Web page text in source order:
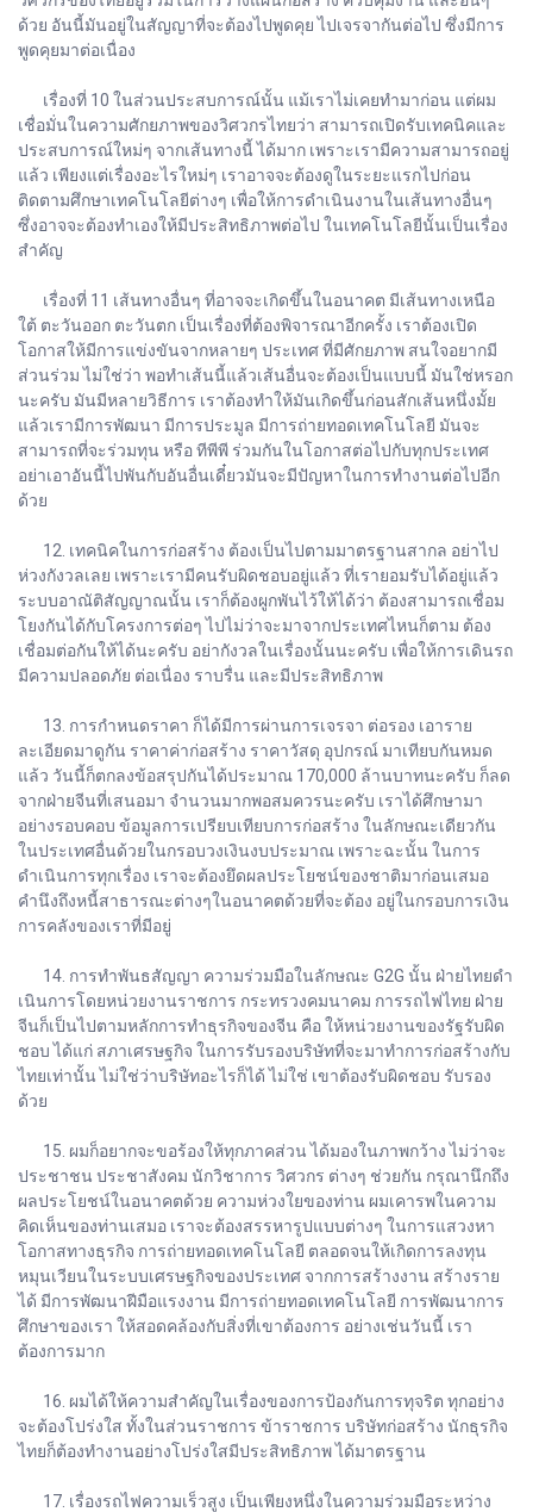
ด้วย อันนี้มันอยู่ในสัญญาที่จะต้องไปพูดคุย ไปเจรจากันต่อไป ซึ่งมีการ
พูดคุยมาต่อเนื่อง
เรื่องที่ 10 ในส่วนประสบการณ์นั้น แม้เราไม่เคยทำมาก่อน แต่ผม
เชื่อมั่นในความศักยภาพของวิศวกรไทยว่า สามารถเปิดรับเทคนิคและ
ประสบการณ์ใหม่ๆ จากเส้นทางนี้ ได้มาก เพราะเรามีความสามารถอยู่
แล้ว เพียงแต่เรื่องอะไรใหม่ๆ เราอาจจะต้องดูในระยะแรกไปก่อน
ติดตามศึกษาเทคโนโลยีต่างๆ เพื่อให้การดำเนินงานในเส้นทางอื่นๆ
ซึ่งอาจจะต้องทำเองให้มีประสิทธิภาพต่อไป ในเทคโนโลยีนั้นเป็นเรื่อง
สำคัญ
เรื่องที่ 11 เส้นทางอื่นๆ ที่อาจจะเกิดขึ้นในอนาคต มีเส้นทางเหนือ
ใต้ ตะวันออก ตะวันตก เป็นเรื่องที่ต้องพิจารณาอีกครั้ง เราต้องเปิด
โอกาสให้มีการแข่งขันจากหลายๆ ประเทศ ที่มีศักยภาพ สนใจอยากมี
ส่วนร่วม ไม่ใช่ว่า พอทำเส้นนี้แล้วเส้นอื่นจะต้องเป็นแบบนี้ มันใช่หรอก
นะครับ มันมีหลายวิธีการ เราต้องทำให้มันเกิดขึ้นก่อนสักเส้นหนึ่งมั้ย
แล้วเรามีการพัฒนา มีการประมูล มีการถ่ายทอดเทคโนโลยี มันจะ
สามารถที่จะร่วมทุน หรือ ทีพีพี ร่วมกันในโอกาสต่อไปกับทุกประเทศ
อย่าเอาอันนี้ไปพันกับอันอื่นเดี๋ยวมันจะมีปัญหาในการทำงานต่อไปอีก
ด้วย
12. เทคนิคในการก่อสร้าง ต้องเป็นไปตามมาตรฐานสากล อย่าไป
ห่วงกังวลเลย เพราะเรามีคนรับผิดชอบอยู่แล้ว ที่เรายอมรับได้อยู่แล้ว
ระบบอาณัติสัญญาณนั้น เราก็ต้องผูกพันไว้ให้ได้ว่า ต้องสามารถเชื่อม
โยงกันได้กับโครงการต่อๆ ไปไม่ว่าจะมาจากประเทศไหนก็ตาม ต้อง
เชื่อมต่อกันให้ได้นะครับ อย่ากังวลในเรื่องนั้นนะครับ เพื่อให้การเดินรถ
มีความปลอดภัย ต่อเนื่อง ราบรื่น และมีประสิทธิภาพ
13. การกำหนดราคา ก็ได้มีการผ่านการเจรจา ต่อรอง เอาราย
ละเอียดมาดูกัน ราคาค่าก่อสร้าง ราคาวัสดุ อุปกรณ์ มาเทียบกันหมด
แล้ว วันนี้ก็ตกลงข้อสรุปกันได้ประมาณ 170,000 ล้านบาทนะครับ ก็ลด
จากฝ่ายจีนที่เสนอมา จำนวนมากพอสมควรนะครับ เราได้ศึกษามา
อย่างรอบคอบ ข้อมูลการเปรียบเทียบการก่อสร้าง ในลักษณะเดียวกัน
ในประเทศอื่นด้วยในกรอบวงเงินงบประมาณ เพราะฉะนั้น ในการ
ดำเนินการทุกเรื่อง เราจะต้องยึดผลประโยชน์ของชาติมาก่อนเสมอ
คำนึงถึงหนี้สาธารณะต่างๆในอนาคตด้วยที่จะต้อง อยู่ในกรอบการเงิน
การคลังของเราที่มีอยู่
14. การทำพันธสัญญา ความร่วมมือในลักษณะ G2G นั้น ฝ่ายไทยดำ
เนินการโดยหน่วยงานราชการ กระทรวงคมนาคม การรถไฟไทย ฝ่าย
จีนก็เป็นไปตามหลักการทำธุรกิจของจีน คือ ให้หน่วยงานของรัฐรับผิด
ชอบ ได้แก่ สภาเศรษฐกิจ ในการรับรองบริษัทที่จะมาทำการก่อสร้างกับ
ไทยเท่านั้น ไม่ใช่ว่าบริษัทอะไรก็ได้ ไม่ใช่ เขาต้องรับผิดชอบ รับรอง
ด้วย
15. ผมก็อยากจะขอร้องให้ทุกภาคส่วน ได้มองในภาพกว้าง ไม่ว่าจะ
ประชาชน ประชาสังคม นักวิชาการ วิศวกร ต่างๆ ช่วยกัน กรุณานึกถึง
ผลประโยชน์ในอนาคตด้วย ความห่วงใยของท่าน ผมเคารพในความ
คิดเห็นของท่านเสมอ เราจะต้องสรรหารูปแบบต่างๆ ในการแสวงหา
โอกาสทางธุรกิจ การถ่ายทอดเทคโนโลยี ตลอดจนให้เกิดการลงทุน
หมุนเวียนในระบบเศรษฐกิจของประเทศ จากการสร้างงาน สร้างราย
ได้ มีการพัฒนาฝีมือแรงงาน มีการถ่ายทอดเทคโนโลยี การพัฒนาการ
ศึกษาของเรา ให้สอดคล้องกับสิ่งที่เขาต้องการ อย่างเช่นวันนี้ เรา
ต้องการมาก
16. ผมได้ให้ความสำคัญในเรื่องของการป้องกันการทุจริต ทุกอย่าง
จะต้องโปร่งใส ทั้งในส่วนราชการ ข้าราชการ บริษัทก่อสร้าง นักธุรกิจ
ไทยก็ต้องทำงานอย่างโปร่งใสมีประสิทธิภาพ ได้มาตรฐาน
17. เรื่องรถไฟความเร็วสูง เป็นเพียงหนึ่งในความร่วมมือระหว่าง